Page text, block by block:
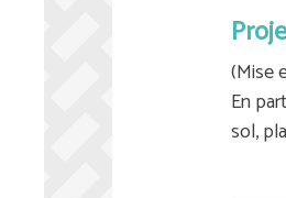
(Mise
En
sol,